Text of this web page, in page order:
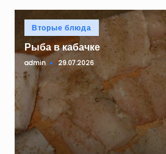
Опубликовано
в Вторые блюда
Рыба в кабачке
Запись
от
admin 29.07.2026